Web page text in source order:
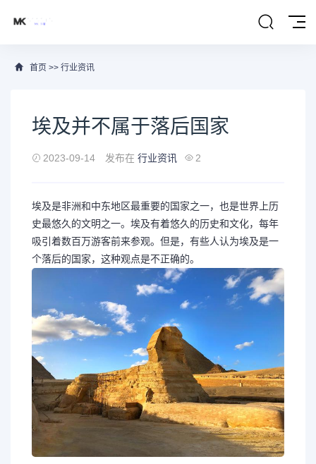
首页 >> 行业资讯
埃及并不属于落后国家
2023-09-14 发布在 行业资讯 2
埃及是非洲和中东地区最重要的国家之一，也是世界上历
史最悠久的文明之一。埃及有着悠久的历史和文化，每年
吸引着数百万游客前来参观。但是，有些人认为埃及是一
个落后的国家，这种观点是不正确的。